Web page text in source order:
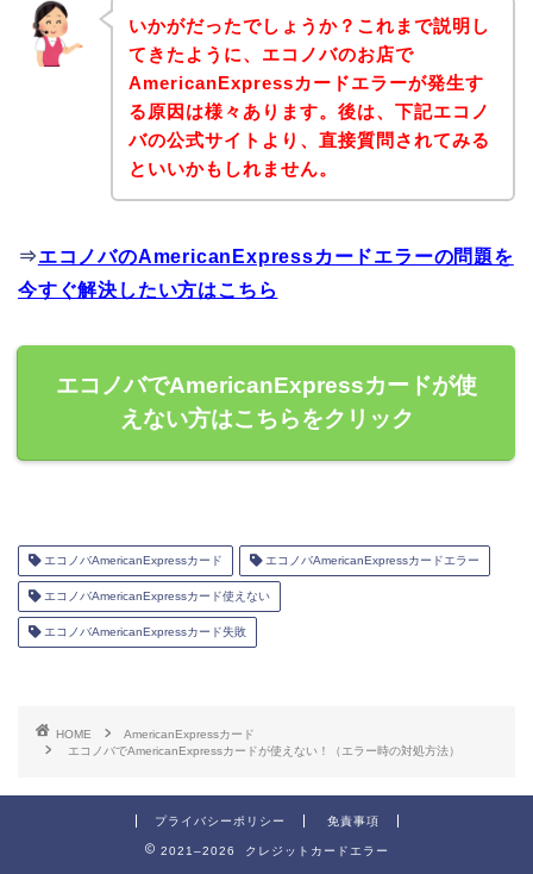
いかがだったでしょうか？これまで説明し
てきたように、エコノバのお店で
AmericanExpressカードエラーが発生す
る原因は様々あります。後は、下記エコノ
バの公式サイトより、直接質問されてみる
といいかもしれません。
⇒エコノバのAmericanExpressカードエラーの問題を
今すぐ解決したい方はこちら
エコノバでAmericanExpressカードが使
えない方はこちらをクリック
エコノバAmericanExpressカード エコノバAmericanExpressカードエラー
エコノバAmericanExpressカード使えない
エコノバAmericanExpressカード失敗
HOME
AmericanExpressカード
エコノバでAmericanExpressカードが使えない！（エラー時の対処方法）
プライバシーポリシー 免責事項
2021–2026 クレジットカードエラー